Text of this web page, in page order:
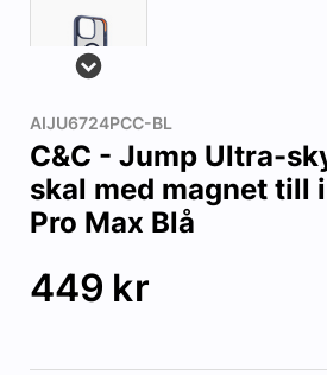
AIJU6724PCC-BL
C&C - Jump Ultra-
skal med magnet till
Pro Max Blå
449 kr